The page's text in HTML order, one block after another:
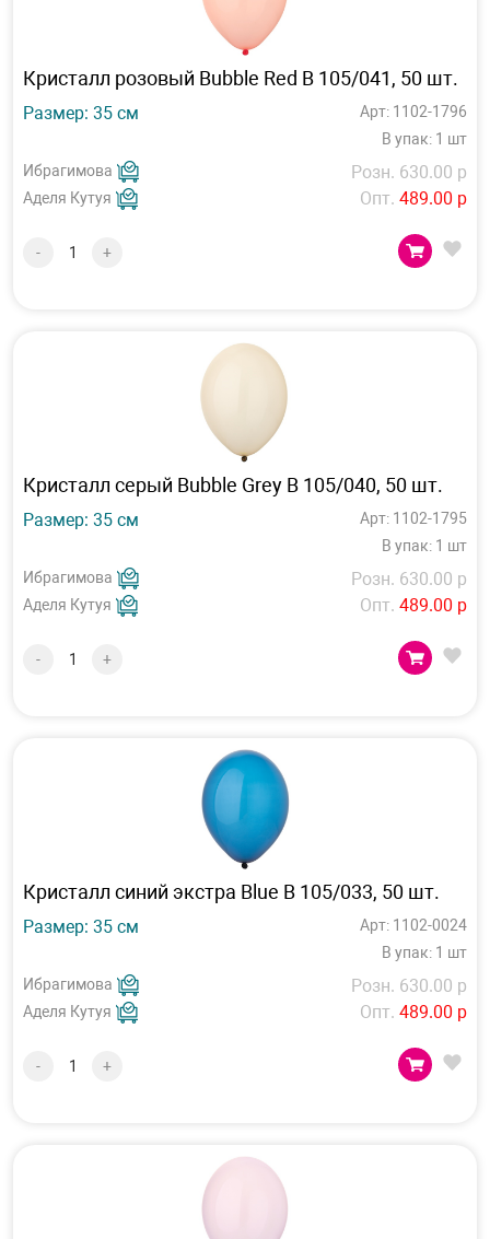
Кристалл розовый Bubble Red B 105/041, 50 шт.
Размер: 35 см
Арт: 1102-1796
В упак: 1 шт
Ибрагимова
Аделя Кутуя
Розн. 630.00 р
Опт. 489.00 р
- +
Кристалл серый Bubble Grey B 105/040, 50 шт.
Размер: 35 см
Арт: 1102-1795
В упак: 1 шт
Ибрагимова
Аделя Кутуя
Розн. 630.00 р
Опт. 489.00 р
- +
Кристалл синий экстра Blue В 105/033, 50 шт.
Размер: 35 см
Арт: 1102-0024
В упак: 1 шт
Ибрагимова
Аделя Кутуя
Розн. 630.00 р
Опт. 489.00 р
- +